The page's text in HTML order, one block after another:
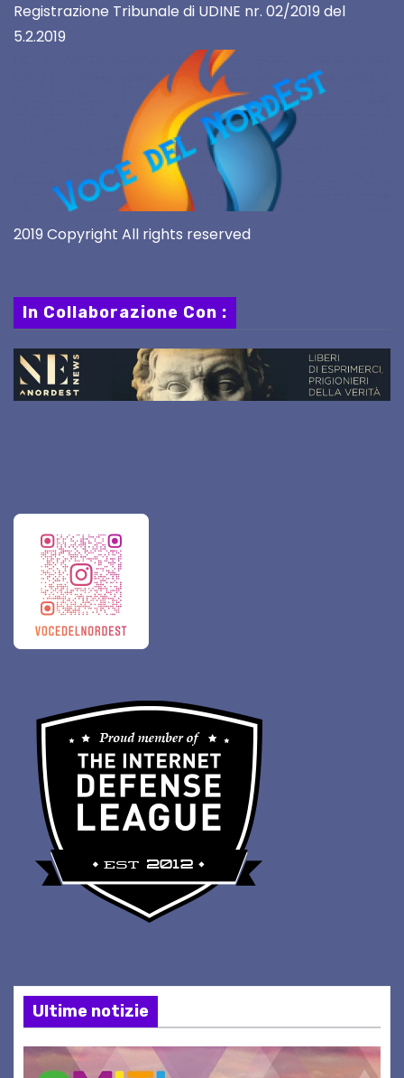
Registrazione Tribunale di UDINE nr. 02/2019 del
5.2.2019
2019 Copyright All rights reserved
In Collaborazione Con :
Ultime notizie